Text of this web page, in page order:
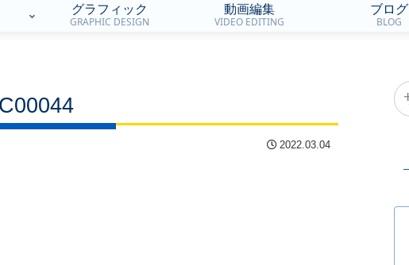
グラフィック
GRAPHIC DESIGN
動画編集
VIDEO EDITING
ブログ
BLOG
2022.03.04